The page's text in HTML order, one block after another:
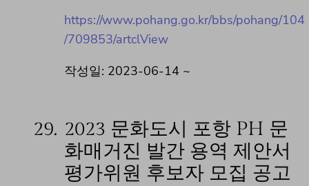
https://www.pohang.go.kr/bbs/pohang/104
/709853/artclView
작성일: 2023-06-14 ~
29. 2023 문화도시 포항 PH 문
화매거진 발간 용역 제안서
평가위원 후보자 모집 공고